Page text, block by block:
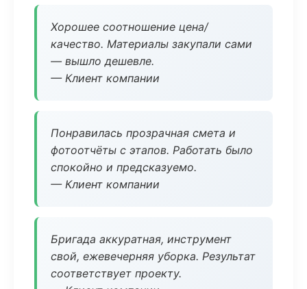
Хорошее соотношение цена/
качество. Материалы закупали сами
— вышло дешевле.
— Клиент компании
Понравилась прозрачная смета и
фотоотчёты с этапов. Работать было
спокойно и предсказуемо.
— Клиент компании
Бригада аккуратная, инструмент
свой, ежевечерняя уборка. Результат
соответствует проекту.